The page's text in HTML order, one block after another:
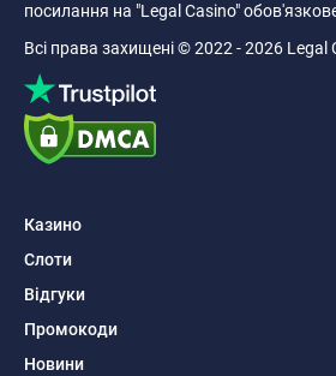
посилання на "Legal Casino"
Всі права захищені © 2022 - 2026 Legal
Казино
Слоти
Відгуки
Промокоди
Новини